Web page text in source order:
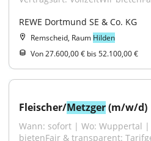
REWE Dortmund SE & Co. KG
Remscheid, Raum Hilden
Von 27.600,00 € bis 52.100,00 €
Fleischer/Metzger (m/w/d)
Wann: sofort | Wo: Wuppertal
bietenFair & transparent: